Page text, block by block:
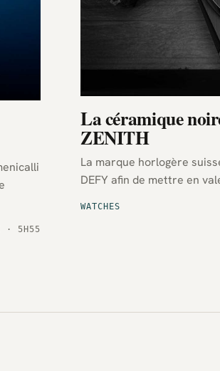
· 5H55
WATCHES
La céramique
ZENITH
La marque horlogère
DEFY afin de mettre en